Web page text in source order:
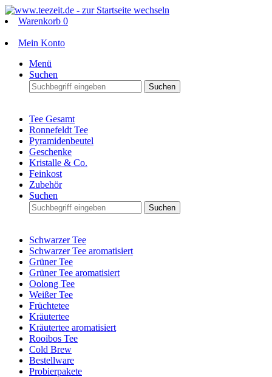
Warenkorb 0
Mein Konto
Menü
Suchen
Suchen
Tee Gesamt
Ronnefeldt Tee
Pyramidenbeutel
Geschenke
Kristalle & Co.
Feinkost
Zubehör
Suchen
Suchen
Schwarzer Tee
Schwarzer Tee aromatisiert
Grüner Tee
Grüner Tee aromatisiert
Oolong Tee
Weißer Tee
Früchtetee
Kräutertee
Kräutertee aromatisiert
Rooibos Tee
Cold Brew
Bestellware
Probierpakete